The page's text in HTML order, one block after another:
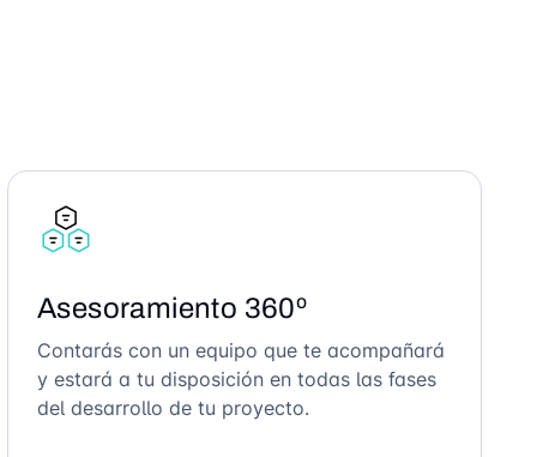
Asesoramiento 360º
Contarás con un equipo que te acompañará
y estará a tu disposición en todas las fases
del desarrollo de tu proyecto.